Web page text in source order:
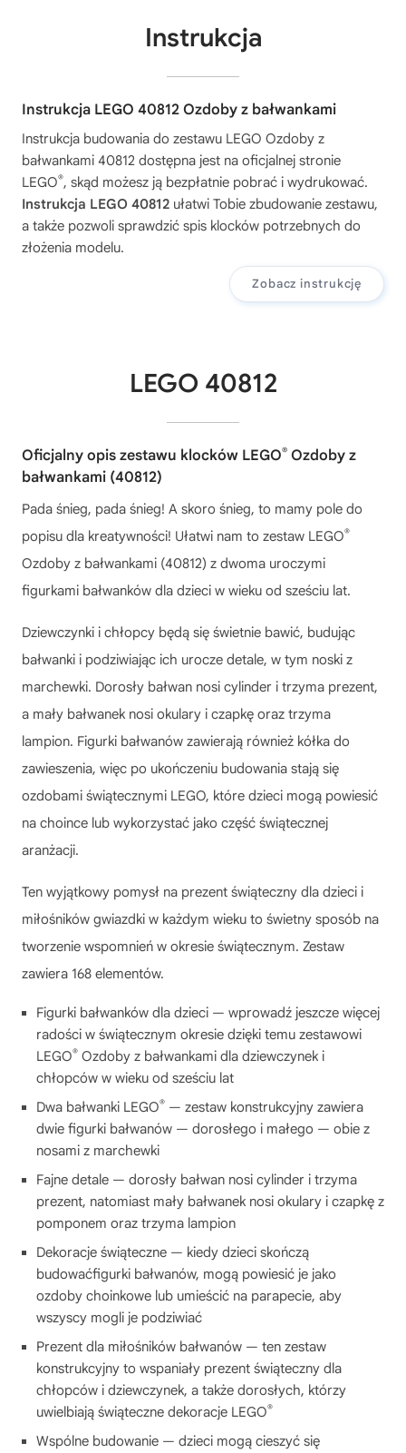
Instrukcja
Instrukcja LEGO 40812 Ozdoby z bałwankami
Instrukcja budowania do zestawu LEGO Ozdoby z
bałwankami 40812 dostępna jest na oficjalnej stronie
LEGO®, skąd możesz ją bezpłatnie pobrać i wydrukować.
Instrukcja LEGO 40812 ułatwi Tobie zbudowanie zestawu,
a także pozwoli sprawdzić spis klocków potrzebnych do
złożenia modelu.
Zobacz instrukcję
LEGO 40812
Oficjalny opis zestawu klocków LEGO® Ozdoby z
bałwankami (40812)
Pada śnieg, pada śnieg! A skoro śnieg, to mamy pole do
popisu dla kreatywności! Ułatwi nam to zestaw LEGO®
Ozdoby z bałwankami (40812) z dwoma uroczymi
figurkami bałwanków dla dzieci w wieku od sześciu lat.
Dziewczynki i chłopcy będą się świetnie bawić, budując
bałwanki i podziwiając ich urocze detale, w tym noski z
marchewki. Dorosły bałwan nosi cylinder i trzyma prezent,
a mały bałwanek nosi okulary i czapkę oraz trzyma
lampion. Figurki bałwanów zawierają również kółka do
zawieszenia, więc po ukończeniu budowania stają się
ozdobami świątecznymi LEGO, które dzieci mogą powiesić
na choince lub wykorzystać jako część świątecznej
aranżacji.
Ten wyjątkowy pomysł na prezent świąteczny dla dzieci i
miłośników gwiazdki w każdym wieku to świetny sposób na
tworzenie wspomnień w okresie świątecznym. Zestaw
zawiera 168 elementów.
Figurki bałwanków dla dzieci — wprowadź jeszcze więcej
radości w świątecznym okresie dzięki temu zestawowi
LEGO® Ozdoby z bałwankami dla dziewczynek i
chłopców w wieku od sześciu lat
Dwa bałwanki LEGO® — zestaw konstrukcyjny zawiera
dwie figurki bałwanów — dorosłego i małego — obie z
nosami z marchewki
Fajne detale — dorosły bałwan nosi cylinder i trzyma
prezent, natomiast mały bałwanek nosi okulary i czapkę z
pomponem oraz trzyma lampion
Dekoracje świąteczne — kiedy dzieci skończą
budowaćfigurki bałwanów, mogą powiesić je jako
ozdoby choinkowe lub umieścić na parapecie, aby
wszyscy mogli je podziwiać
Prezent dla miłośników bałwanów — ten zestaw
konstrukcyjny to wspaniały prezent świąteczny dla
chłopców i dziewczynek, a także dorosłych, którzy
uwielbiają świąteczne dekoracje LEGO®
Wspólne budowanie — dzieci mogą cieszyć się